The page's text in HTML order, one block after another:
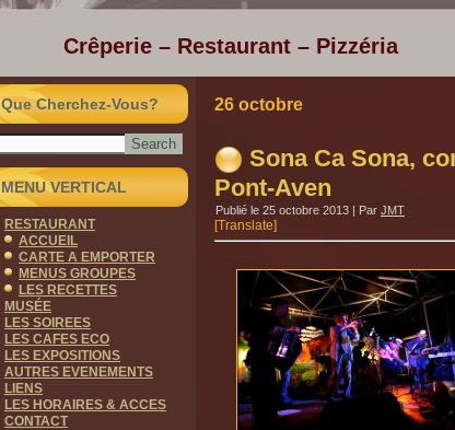
Crêperie – Restaurant – Pizzéria
Que Cherchez-Vous?
MENU VERTICAL
RESTAURANT
ACCUEIL
CARTE A EMPORTER
MENUS GROUPES
LES RECETTES
MUSÉE
LES SOIREES
LES CAFES ECO
LES EXPOSITIONS
AUTRES EVENEMENTS
LIENS
LES HORAIRES & ACCES
CONTACT
26 octobre
Sona Ca Sona,
Pont-Aven
Publié le 25 octobre 2013 | Par JMT
[Translate]